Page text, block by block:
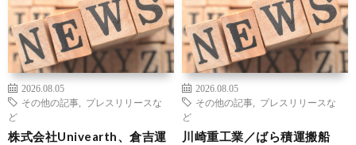
2026.08.05
その他の記事
プレスリリースな
ど
株式会社Univearth、倉吉運
2026.08.05
その他の記事
プレスリリースな
ど
川崎重工業／ばら積運搬船